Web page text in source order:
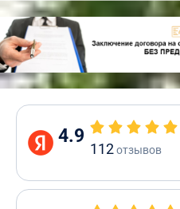
4.9
112отзывов